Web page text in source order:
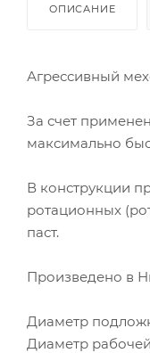
ОПИСАНИЕ
Агрессивный
За счет
максимально
В конструкции
ротационных
паст.
Произведено в
Диаметр
Диаметр